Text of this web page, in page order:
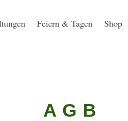
Feiern & Tagen Shop
AGB